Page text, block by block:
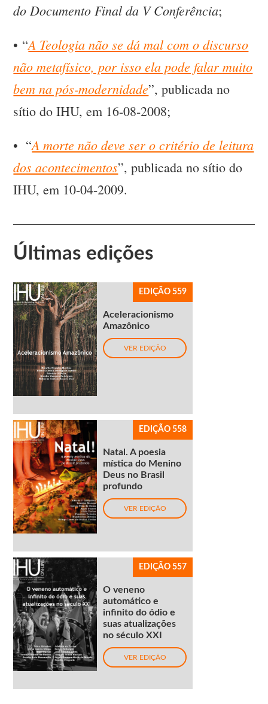
do Documento Final da V Conferência;
• “A Teologia não se dá mal com o discurso
não metafísico, por isso ela pode falar muito
bem na pós-modernidade”, publicada no
sítio do IHU, em 16-08-2008;
• “A morte não deve ser o critério de leitura
dos acontecimentos”, publicada no sítio do
IHU, em 10-04-2009.
Últimas edições
EDIÇÃO 559
Aceleracionismo
Amazônico
VER EDIÇÃO
EDIÇÃO 558
Natal. A poesia
mística do Menino
Deus no Brasil
profundo
VER EDIÇÃO
EDIÇÃO 557
O veneno
automático e
infinito do ódio e
suas atualizações
no século XXI
VER EDIÇÃO